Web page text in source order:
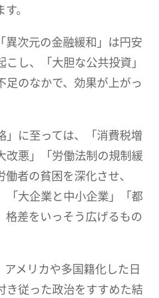
。
次元の金融緩和」は円安
し、「大胆な公共投資」
足のなかで、効果が上がっ
に至っては、「消費税増
改悪」「労働法制の規制緩
者の貧困を深化させ、
「大企業と中小企業」「都
格差をいっそう広げるもの
メリカや多国籍化した日
き従った政治をすすめた結